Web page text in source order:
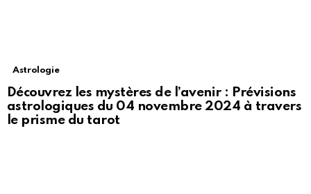
Astrologie
Découvrez les mystères de l’avenir : Prévisions
astrologiques du 04 novembre 2024 à travers
le prisme du tarot